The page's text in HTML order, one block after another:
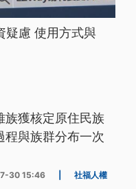
疑慮 使用方式與
族獲核定原住民族
程與族群分布一次
30 15:46 社福人權